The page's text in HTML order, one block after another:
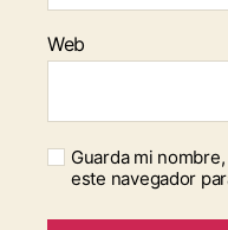
Web
Guarda mi
este navegador